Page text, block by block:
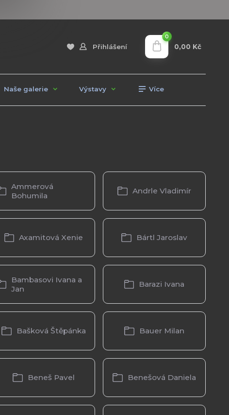
Přihlášení
0
0,00 Kč
Naše galerie Výstavy Více
Ammerová
Bohumila
Andrle Vladimír
Axamitová Xenie Bártl Jaroslav
Bambasovi Ivana a
Jan
Barazi Ivana
Bašková Štěpánka Bauer Milan
Beneš Pavel Benešová Daniela